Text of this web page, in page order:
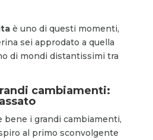
è uno di questi momenti,
sei approdato a quella
di mondi distantissimi tra
cambiamenti:
bene i grandi cambiamenti,
al primo sconvolgente